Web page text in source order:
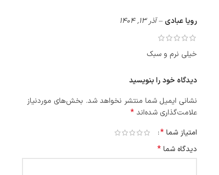
رویا عبادی – آذر 13, 1404
خیلی نرم و سبک
دیدگاه خود را بنویسید
نشانی ایمیل شما منتشر نخواهد شد. بخش‌های موردنیاز
علامت‌گذاری شده‌اند *
امتیاز شما *
دیدگاه شما *